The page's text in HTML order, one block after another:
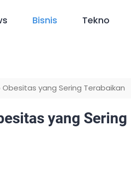
Bisnis Tekno
yang Sering Terabaikan
yang Sering